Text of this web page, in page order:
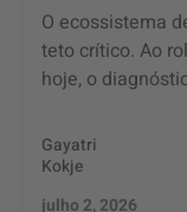
O ecossistema
teto crítico. Ao
hoje, o
Gayatri
Kokje
julho 2, 2026